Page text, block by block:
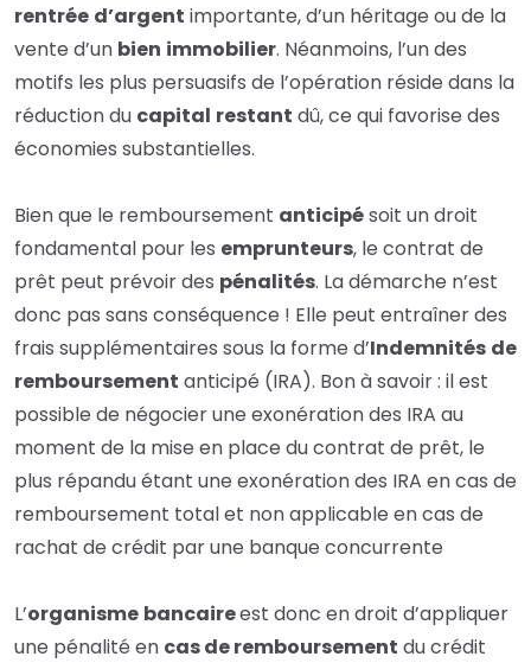
rentrée d’argent importante, d’un héritage ou de la
vente d’un bien immobilier. Néanmoins, l’un des
motifs les plus persuasifs de l’opération réside dans la
réduction du capital restant dû, ce qui favorise des
économies substantielles.
Bien que le remboursement anticipésoit un droit
fondamental pour les emprunteurs, le contrat de
prêt peut prévoir des pénalités. La démarche n’est
donc pas sans conséquence ! Elle peut entraîner des
frais supplémentaires sous la forme d’Indemnités de
remboursement anticipé (IRA). Bon à savoir : il est
possible de négocier une exonération des IRA au
moment de la mise en place du contrat de prêt, le
plus répandu étant une exonération des IRA en cas de
remboursement total et non applicable en cas de
rachat de crédit par une banque concurrente
L’organisme bancaireest donc en droit d’appliquer
une pénalité en cas de remboursement du crédit